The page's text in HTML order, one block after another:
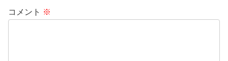
コメント ※